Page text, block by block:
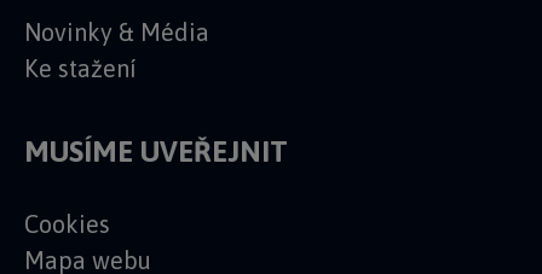
Novinky & Média
Ke stažení
MUSÍME UVEŘEJNIT
Cookies
Mapa webu